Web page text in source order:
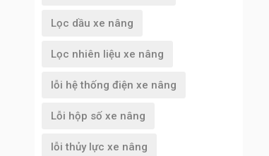
Lọc dầu xe nâng
Lọc nhiên liệu xe nâng
lỗi hệ thống điện xe nâng
Lỗi hộp số xe nâng
lỗi thủy lực xe nâng